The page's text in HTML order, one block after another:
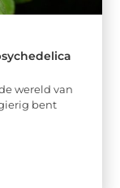
wereld van
bent